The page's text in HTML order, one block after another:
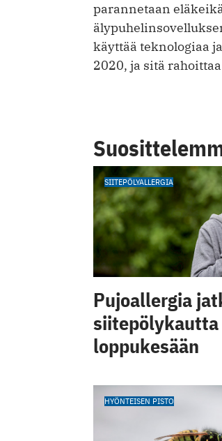
parannetaan
käyttää teknologiaa
2020, ja sitä
SIITEPÖLYALLERGIA
Pujoallergia
siitepölykautta
loppukesään
HYÖNTEISEN PISTO